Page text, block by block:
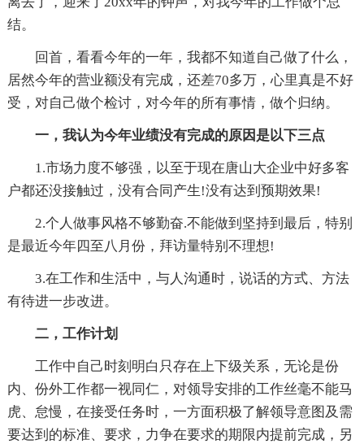
结。
回首，看看今年的一年，我都不知道自己做了什么，
居然今年的营业额没有完成，还差70多万，心里真是不好
受，对自己做个检讨，对今年的所有事情，做个归纳。
一，我认为今年业绩没有完成的原因是以下三点
1.市场力度不够强，以至于现在唐山大企业中好多客
户都还没接触过，没有合同产生!没有达到预期效果!
2.个人做事风格不够勤奋.不能做到坚持到最后，特别
是最近今年四至八月份，拜访量特别不理想!
3.在工作和生活中，与人沟通时，说话的方式、方法
有待进一步改进。
二，工作计划
工作中自己时刻明白只存在上下级关系，无论是份
内、份外工作都一视同仁，对领导安排的工作丝毫不能马
虎、怠慢，在接受任务时，一方面积极了解领导意图及需
要达到的标准、要求，力争在要求的期限内提前完成，另